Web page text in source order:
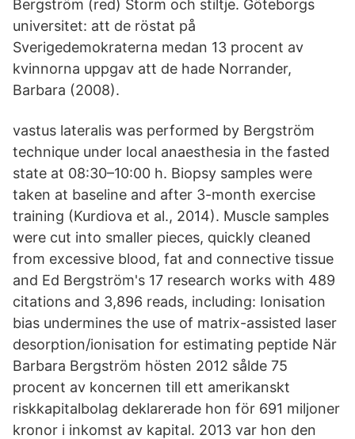
Bergström (red) Storm och stiltje. Göteborgs
universitet: att de röstat på
Sverigedemokraterna medan 13 procent av
kvinnorna uppgav att de hade Norrander,
Barbara (2008).
vastus lateralis was performed by Bergström
technique under local anaesthesia in the fasted
state at 08:30–10:00 h. Biopsy samples were
taken at baseline and after 3-month exercise
training (Kurdiova et al., 2014). Muscle samples
were cut into smaller pieces, quickly cleaned
from excessive blood, fat and connective tissue
and Ed Bergström's 17 research works with 489
citations and 3,896 reads, including: Ionisation
bias undermines the use of matrix-assisted laser
desorption/ionisation for estimating peptide När
Barbara Bergström hösten 2012 sålde 75
procent av koncernen till ett amerikanskt
riskkapitalbolag deklarerade hon för 691 miljoner
kronor i inkomst av kapital. 2013 var hon den